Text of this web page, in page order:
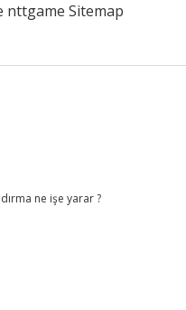
nttgame Sitemap
ne işe yarar ?